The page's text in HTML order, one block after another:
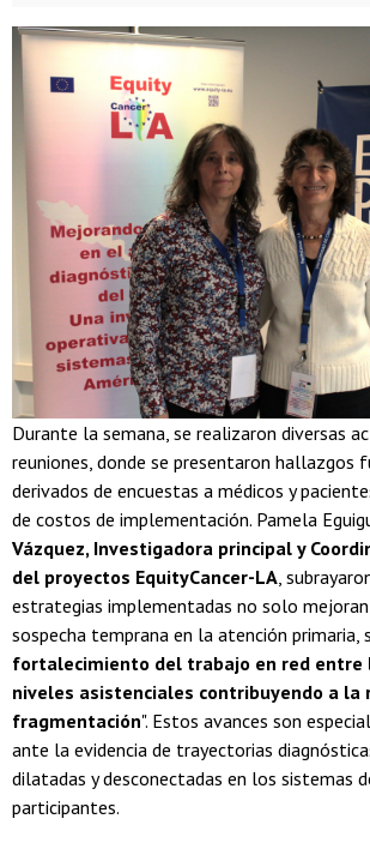
Durante la semana, se realizaron diversas
reuniones, donde se presentaron hallazgos
derivados de encuestas a médicos y
de costos de implementación. Pamela
Vázquez, Investigadora principal y
del proyectos EquityCancer-LA ,
estrategias implementadas no solo
sospecha temprana en la atención primaria,
fortalecimiento del trabajo en red entre
niveles asistenciales contribuyendo a la
fragmentación". Estos avances son
ante la evidencia de trayectorias
dilatadas y desconectadas en los sistemas
participantes.